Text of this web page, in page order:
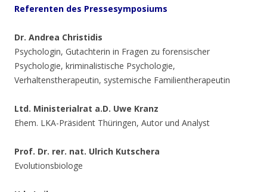
Referenten des Pressesymposiums
Dr. Andrea Christidis
Psychologin, Gutachterin in Fragen zu forensischer
Psychologie, kriminalistische Psychologie,
Verhaltenstherapeutin, systemische Familientherapeutin
Ltd. Ministerialrat a.D. Uwe Kranz
Ehem. LKA-Präsident Thüringen, Autor und Analyst
Prof. Dr. rer. nat. Ulrich Kutschera
Evolutionsbiologe